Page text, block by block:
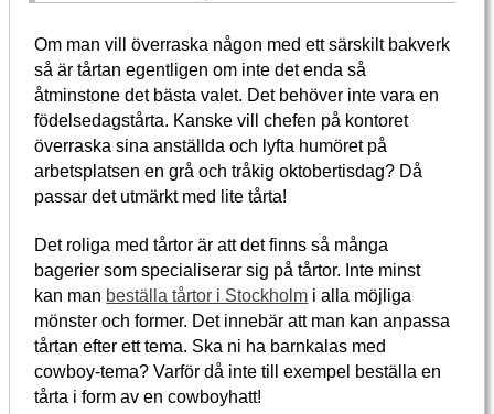
Om man vill överraska någon med ett särskilt bakverk
så är tårtan egentligen om inte det enda så
åtminstone det bästa valet. Det behöver inte vara en
födelsedagstårta. Kanske vill chefen på kontoret
överraska sina anställda och lyfta humöret på
arbetsplatsen en grå och tråkig oktobertisdag? Då
passar det utmärkt med lite tårta!
Det roliga med tårtor är att det finns så många
bagerier som specialiserar sig på tårtor. Inte minst
kan man beställa tårtor i Stockholm i alla möjliga
mönster och former. Det innebär att man kan anpassa
tårtan efter ett tema. Ska ni ha barnkalas med
cowboy-tema? Varför då inte till exempel beställa en
tårta i form av en cowboyhatt!